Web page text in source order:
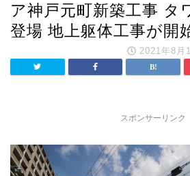
ア神戸元町新築工事 タ
登場 地上躯体工事が開
2021年8月
スポンサーリンク